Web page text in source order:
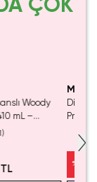
ÇOK
Woody
mL –
Tasarımı
)
Disney
%